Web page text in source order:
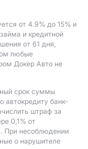
от 4.9% до 15% и
и кредитной
от 61 дня,
любые
Докер Авто не
срок суммы
автокредиту банк-
штраф за
0,1% от
При несоблюдении
о нарушителе